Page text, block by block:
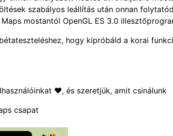
szabályos leállítás után onnan
mostantól OpenGL ES 3.0
hogy kipróbáld a korai
❤️, és szeretjük, amit csinálunk
csapat